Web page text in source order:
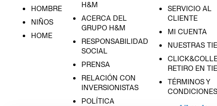
HOMBRE
NIÑOS
HOME
H&M
ACERCA DEL
GRUPO H&M
RESPONSABILIDAD
SOCIAL
PRENSA
RELACIÓN CON
INVERSIONISTAS
POLÍTICA
SERVICIO AL
CLIENTE
MI CUENTA
NUESTRAS
RETIRO EN
TÉRMINOS Y
CONDICIONES